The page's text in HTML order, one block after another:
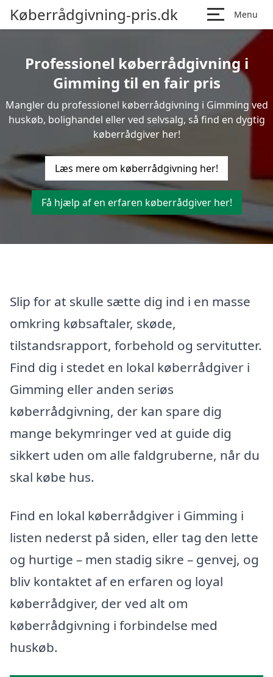
Køberrådgivning-pris.dk Menu
Professionel køberrådgivning i
Gimming til en fair pris
Mangler du professionel køberrådgivning i Gimming ved
huskøb, bolighandel eller ved selvsalg, så find en dygtig
køberrådgiver her!
Læs mere om køberrådgivning her!
Få hjælp af en erfaren køberrådgiver her!
Slip for at skulle sætte dig ind i en masse
omkring købsaftaler, skøde,
tilstandsrapport, forbehold og servitutter.
Find dig i stedet en lokal køberrådgiver i
Gimming eller anden seriøs
køberrådgivning, der kan spare dig
mange bekymringer ved at guide dig
sikkert uden om alle faldgruberne, når du
skal købe hus.
Find en lokal køberrådgiver i Gimming i
listen nederst på siden, eller tag den lette
og hurtige – men stadig sikre – genvej, og
bliv kontaktet af en erfaren og loyal
køberrådgiver, der ved alt om
køberrådgivning i forbindelse med
huskøb.